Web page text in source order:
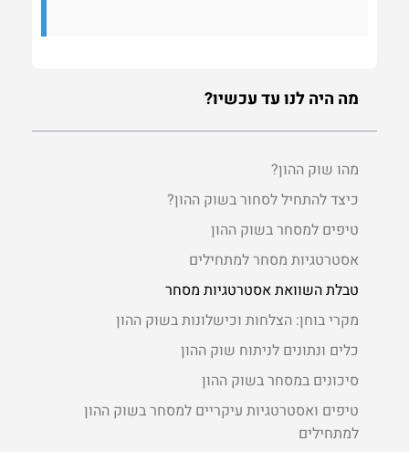
מה היה לנו עד עכשיו?
מהו שוק ההון?
כיצד להתחיל לסחור בשוק ההון?
טיפים למסחר בשוק ההון
אסטרטגיות מסחר למתחילים
טבלת השוואת אסטרטגיות מסחר
מקרי בוחן: הצלחות וכישלונות בשוק ההון
כלים ונתונים לניתוח שוק ההון
סיכונים במסחר בשוק ההון
טיפים ואסטרטגיות עיקריים למסחר בשוק ההון
למתחילים